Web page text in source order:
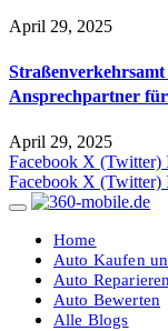
April 29, 2025
Ansprechpartner für
April 29, 2025
Facebook X (Twitter)
Facebook X (Twitter)
Home
Auto Kaufen
Auto Reparieren
Auto Bewerten
Alle Blogs